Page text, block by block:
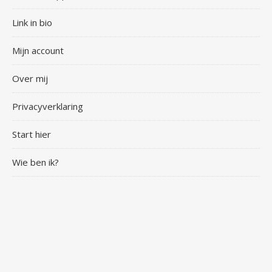
Link in bio
Mijn account
Over mij
Privacyverklaring
Start hier
Wie ben ik?